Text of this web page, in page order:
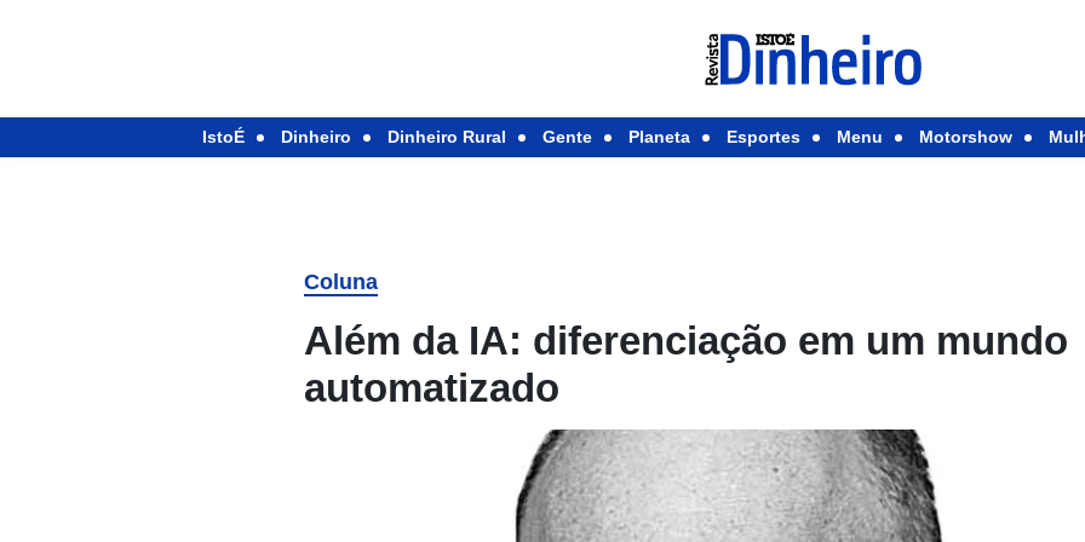
IstoÉ Dinheiro Dinheiro Rural Gente Planeta Esportes Menu Motorshow
Coluna
Além da IA: diferenciação em um mundo
automatizado